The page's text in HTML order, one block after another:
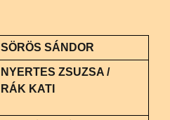
SÖRÖS SÁNDOR
NYERTES ZSUZSA /
RÁK KATI